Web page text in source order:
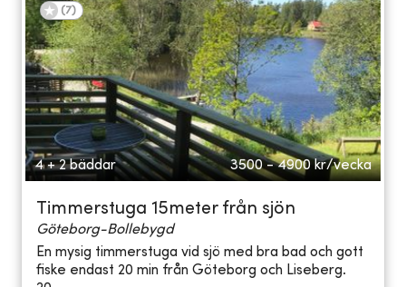
(7)
4 + 2 bäddar 3500 - 4900 kr/vecka
Timmerstuga 15meter från sjön
Göteborg-Bollebygd
En mysig timmerstuga vid sjö med bra bad och gott
fiske endast 20 min från Göteborg och Liseberg.